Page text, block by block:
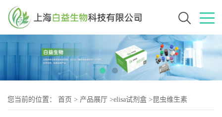
您当前的位置： 首页 > 产品展厅 >elisa试剂盒 > 昆虫维生素